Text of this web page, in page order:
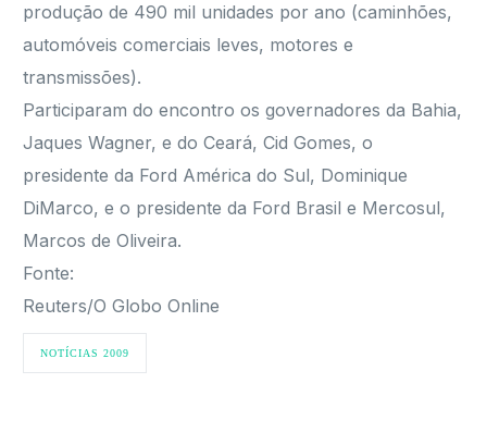
produção de 490 mil unidades por ano (caminhões,
automóveis comerciais leves, motores e
transmissões).
Participaram do encontro os governadores da Bahia,
Jaques Wagner, e do Ceará, Cid Gomes, o
presidente da Ford América do Sul, Dominique
DiMarco, e o presidente da Ford Brasil e Mercosul,
Marcos de Oliveira.
Fonte:
Reuters/O Globo Online
NOTÍCIAS 2009